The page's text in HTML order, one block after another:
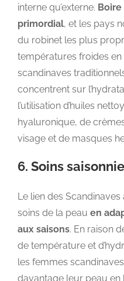
interne qu’externe.
primordial, et les pays
du robinet les plus
températures froides
scandinaves
concentrent sur
l’utilisation d’huiles
hyaluronique, de
visage et de masques
6. Soins
Le lien des Scandinaves
soins de la peau en
aux saisons. En raison
de température et
les femmes
davantage leur peau en